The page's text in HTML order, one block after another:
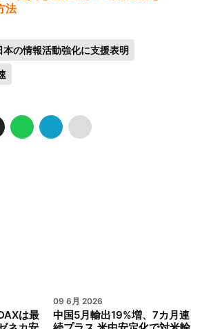
法
本の情報活動強化に支援表明
は最
09 6月 2026
中国5月輸出19%増、7カ月連